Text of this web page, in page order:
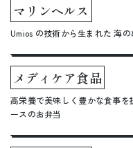
マリンヘルス
Umios の技術から生まれた 海
メディケア食品
高栄養で美味しく豊かな食事
ースのお弁当